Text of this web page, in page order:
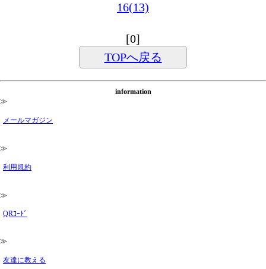
16(13)
[0]
TOPへ戻る
information
≫
メールマガジン
≫
利用規約
≫
QRｺｰﾄﾞ
≫
友達に教える